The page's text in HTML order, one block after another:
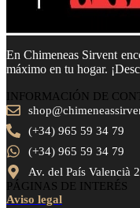
En Chimeneas Sirvent
máximo en tu hogar.
INFORMACIÓN DE
(+34) 965 59 34 79
(+34) 965 59 34 79
Av. del País Valencià
PÁGINAS DE INTERÉS
Aviso legal